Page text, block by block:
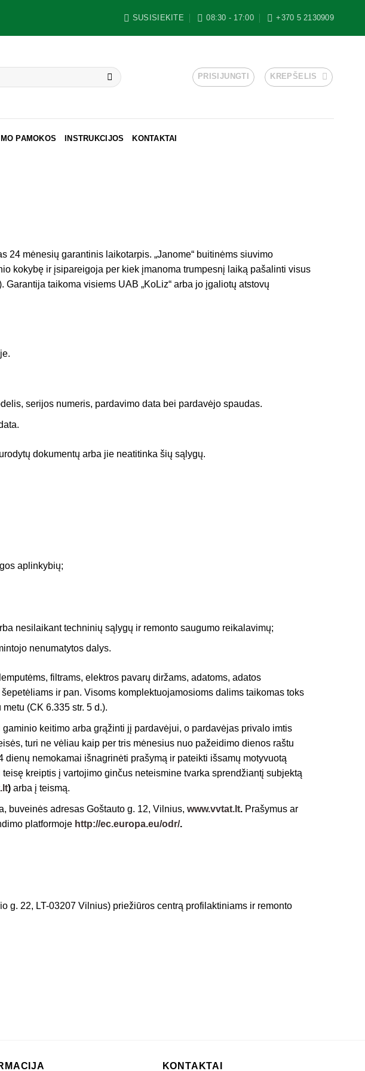
SUSISIEKITE 08:30 - 17:00 +370 5 2130909
PRISIJUNGTI KREPŠELIS
PAMOKOS INSTRUKCIJOS KONTAKTAI
mėnesių garantinis laikotarpis. „Janome“ buitinėms siuvimo
kokybę ir įsipareigoja per kiek įmanoma trumpesnį laiką pašalinti visus
taikoma visiems UAB „KoLiz“ arba jo įgaliotų atstovų
serijos numeris, pardavimo data bei pardavėjo spaudas.
dokumentų arba jie neatitinka šių sąlygų.
aplinkybių;
nesilaikant techninių sąlygų ir remonto saugumo reikalavimų;
nenumatytos dalys.
filtrams, elektros pavarų diržams, adatoms, adatos
ir pan. Visoms komplektuojamosioms dalims taikomas toks
(CK 6.335 str. 5 d.).
keitimo arba grąžinti jį pardavėjui, o pardavėjas privalo imtis
turi ne vėliau kaip per tris mėnesius nuo pažeidimo dienos raštu
nemokamai išnagrinėti prašymą ir pateikti išsamų motyvuotą
kreiptis į vartojimo ginčus neteismine tvarka sprendžiantį subjektą
) arba į teismą.
buveinės adresas Goštauto g. 12, Vilnius, www.vvtat.lt. Prašymus ar
platformoje http://ec.europa.eu/odr/.
g. 22, LT-03207 Vilnius) priežiūros centrą profilaktiniams ir remonto
KONTAKTAI